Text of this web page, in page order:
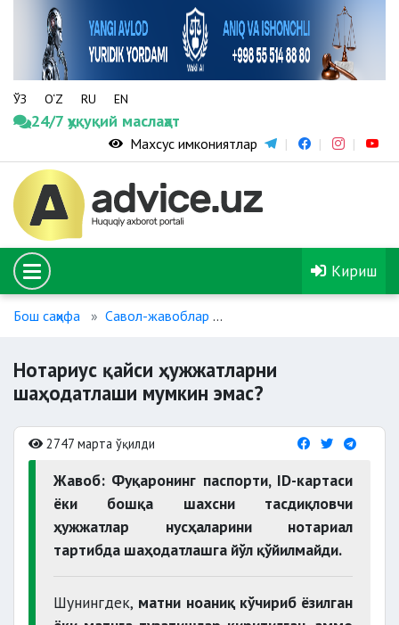
ЎЗ O‘Z RU EN
24/7 ҳуқуқий маслаҳат
Махсус имкониятлар
Кириш
Бош саҳифа Савол-жавоблар
Нотариус қайси ҳужжатларни
шаҳодатлаши мумкин эмас?
2747 марта ўқилди
Жавоб: Фуқаронинг паспорти, ID-картаси
ёки бошқа шахсни тасдиқловчи
ҳужжатлар нусҳаларини нотариал
тартибда шаҳодатлашга йўл қўйилмайди.
Шунингдек, матни ноаниқ кўчириб ёзилган